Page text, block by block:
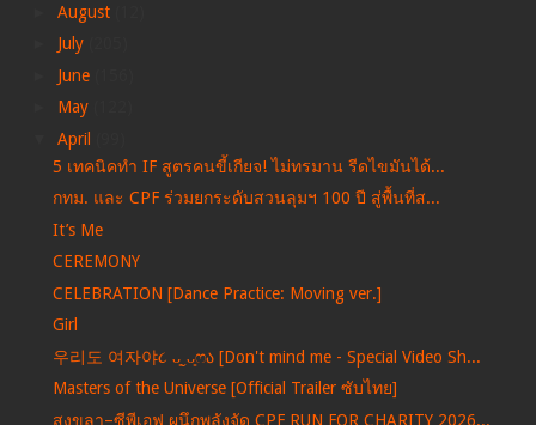
August
July
June
May
April
5 เทคนิคทำ IF สูตรคนขี้เกียจ! ไม่ทรมาน รีดไขมันได้...
กทม. และ CPF ร่วมยกระดับสวนลุมฯ 100 ปี สู่พื้นที่ส...
It’s Me
CEREMONY
CELEBRATION [Dance Practice: Moving ver.]
Girl
우리도 여자야૮ ᴗ͈ˬᴗ͈ෆა [Don't mind me - Special Video Sh...
Masters of the Universe [Official Trailer ซับไทย]
สงขลา–ซีพีเอฟ ผนึกพลังจัด CPF RUN FOR CHARITY 2026...